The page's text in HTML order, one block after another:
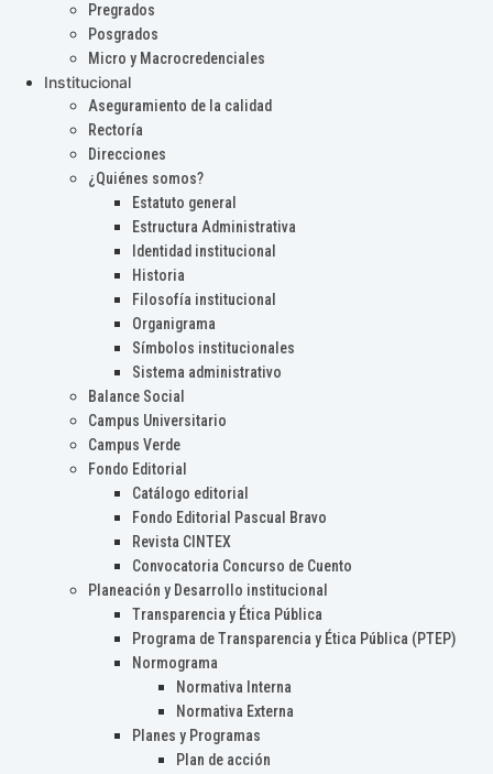
Pregrados
Posgrados
Micro y Macrocredenciales
Institucional
Aseguramiento de la calidad
Rectoría
Direcciones
¿Quiénes somos?
Estatuto general
Estructura Administrativa
Identidad institucional
Historia
Filosofía institucional
Organigrama
Símbolos institucionales
Sistema administrativo
Balance Social
Campus Universitario
Campus Verde
Fondo Editorial
Catálogo editorial
Fondo Editorial Pascual Bravo
Revista CINTEX
Convocatoria Concurso de Cuento
Planeación y Desarrollo institucional
Transparencia y Ética Pública
Programa de Transparencia y Ética Pública (PTEP)
Normograma
Normativa Interna
Normativa Externa
Planes y Programas
Plan de acción